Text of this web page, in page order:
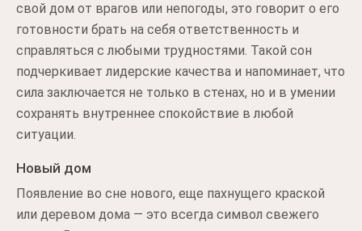
свой дом от врагов или непогоды, это говорит о его
готовности брать на себя ответственность и
справляться с любыми трудностями. Такой сон
подчеркивает лидерские качества и напоминает, что
сила заключается не только в стенах, но и в умении
сохранять внутреннее спокойствие в любой
ситуации.
Новый дом
Появление во сне нового, еще пахнущего краской
или деревом дома — это всегда символ свежего